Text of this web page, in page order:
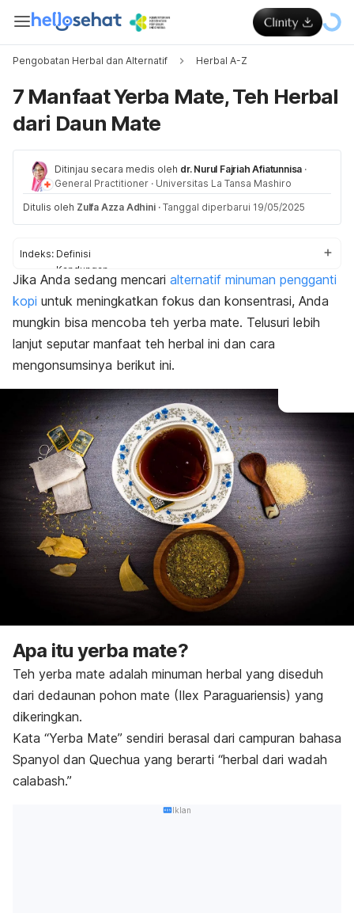
Pengobatan Herbal dan Alternatif Herbal A-Z
7 Manfaat Yerba Mate, Teh Herbal
dari Daun Mate
Ditinjau secara medis oleh dr. Nurul Fajriah Afiatunnisa ·
General Practitioner · Universitas La Tansa Mashiro
Ditulis oleh Zulfa Azza Adhini · Tanggal diperbarui 19/05/2025
Indeks: Definisi
Kandungan
Manfaat
Cara konsumsi
Efek samping
Jika Anda sedang mencari alternatif minuman pengganti
kopi untuk meningkatkan fokus dan konsentrasi, Anda
mungkin bisa mencoba teh yerba mate. Telusuri lebih
lanjut seputar manfaat teh herbal ini dan cara
mengonsumsinya berikut ini.
Apa itu yerba mate?
Teh yerba mate adalah minuman herbal yang diseduh
dari dedaunan pohon mate (Ilex Paraguariensis) yang
dikeringkan.
Kata “Yerba Mate” sendiri berasal dari campuran bahasa
Spanyol dan Quechua yang berarti “herbal dari wadah
calabash.”
Iklan